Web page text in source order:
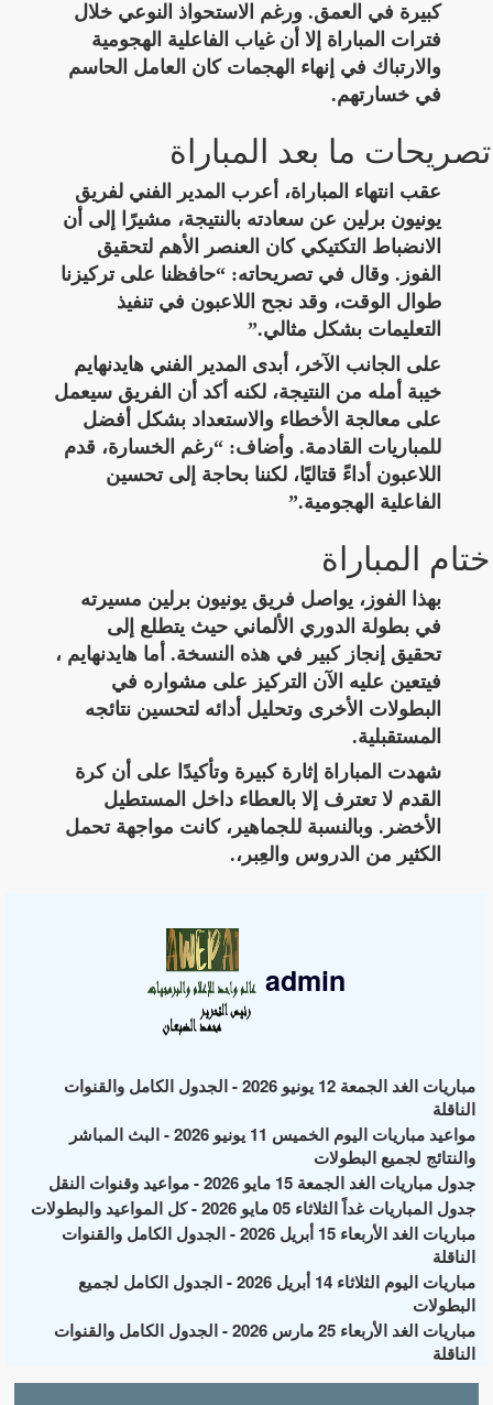
كبيرة في العمق. ورغم الاستحواذ النوعي خلال
فترات المباراة إلا أن غياب الفاعلية الهجومية
والارتباك في إنهاء الهجمات كان العامل الحاسم
في خسارتهم.
تصريحات ما بعد المباراة
عقب انتهاء المباراة، أعرب المدير الفني لفريق
يونيون برلين عن سعادته بالنتيجة، مشيرًا إلى أن
الانضباط التكتيكي كان العنصر الأهم لتحقيق
الفوز. وقال في تصريحاته: “حافظنا على تركيزنا
طوال الوقت، وقد نجح اللاعبون في تنفيذ
التعليمات بشكل مثالي.”
على الجانب الآخر، أبدى المدير الفني هايدنهايم
خيبة أمله من النتيجة، لكنه أكد أن الفريق سيعمل
على معالجة الأخطاء والاستعداد بشكل أفضل
للمباريات القادمة. وأضاف: “رغم الخسارة، قدم
اللاعبون أداءً قتاليًا، لكننا بحاجة إلى تحسين
الفاعلية الهجومية.”
ختام المباراة
بهذا الفوز، يواصل فريق يونيون برلين مسيرته
في بطولة الدوري الألماني حيث يتطلع إلى
تحقيق إنجاز كبير في هذه النسخة. أما هايدنهايم ،
فيتعين عليه الآن التركيز على مشواره في
البطولات الأخرى وتحليل أدائه لتحسين نتائجه
المستقبلية.
شهدت المباراة إثارة كبيرة وتأكيدًا على أن كرة
القدم لا تعترف إلا بالعطاء داخل المستطيل
الأخضر. وبالنسبة للجماهير، كانت مواجهة تحمل
الكثير من الدروس والعِبر،.
admin
مباريات الغد الجمعة 12 يونيو 2026 - الجدول الكامل والقنوات
الناقلة
مواعيد مباريات اليوم الخميس 11 يونيو 2026 - البث المباشر
والنتائج لجميع البطولات
جدول مباريات الغد الجمعة 15 مايو 2026 - مواعيد وقنوات النقل
جدول المباريات غداً الثلاثاء 05 مايو 2026 - كل المواعيد والبطولات
مباريات الغد الأربعاء 15 أبريل 2026 - الجدول الكامل والقنوات
الناقلة
مباريات اليوم الثلاثاء 14 أبريل 2026 - الجدول الكامل لجميع
البطولات
مباريات الغد الأربعاء 25 مارس 2026 - الجدول الكامل والقنوات
الناقلة